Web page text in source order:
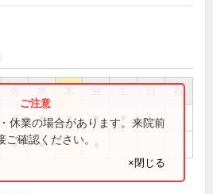
祝
● ● ● ●
● ●
休業の場合があります。来院前
確認ください。
×閉じる